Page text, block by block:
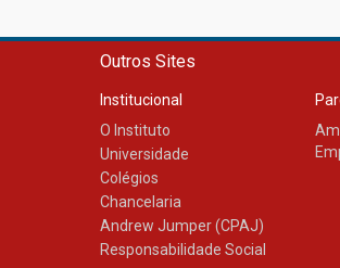
Outros Sites
Institucional
O Instituto
Universidade
Colégios
Chancelaria
Andrew Jumper (CPAJ)
Responsabilidade Social